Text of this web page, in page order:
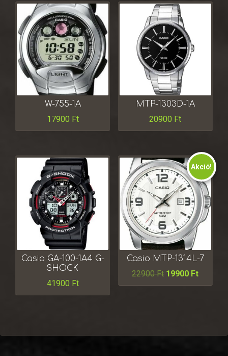
W-755-1A
17900 Ft
MTP-1303D-1A
20900 Ft
Casio GA-100-1A4 G-
SHOCK
41900 Ft
Akció!
Casio MTP-1314L-7
22900Ft 19900 Ft